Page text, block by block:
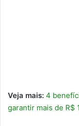
Veja mais: 4
garantir mais de R$